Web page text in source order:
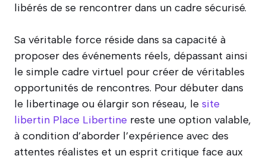
libérés de se rencontrer dans un cadre sécurisé.
Sa véritable force réside dans sa capacité à
proposer des événements réels, dépassant ainsi
le simple cadre virtuel pour créer de véritables
opportunités de rencontres. Pour débuter dans
le libertinage ou élargir son réseau, le site
libertin Place Libertine reste une option valable,
à condition d’aborder l’expérience avec des
attentes réalistes et un esprit critique face aux